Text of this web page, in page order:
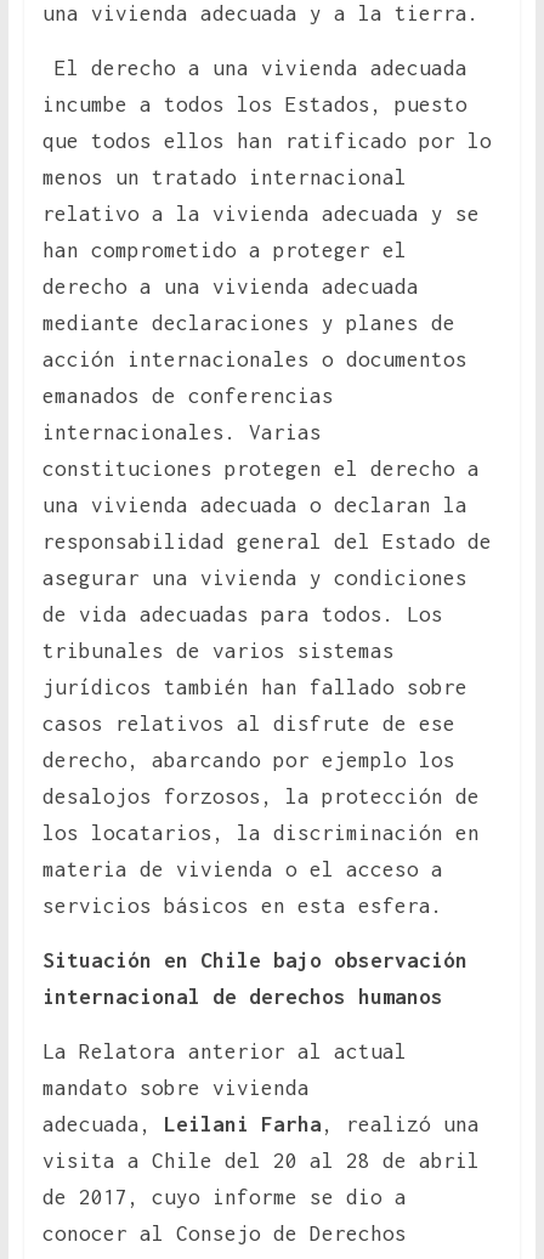
una vivienda adecuada y a la tierra.
El derecho a una vivienda adecuada
incumbe a todos los Estados, puesto
que todos ellos han ratificado por lo
menos un tratado internacional
relativo a la vivienda adecuada y se
han comprometido a proteger el
derecho a una vivienda adecuada
mediante declaraciones y planes de
acción internacionales o documentos
emanados de conferencias
internacionales. Varias
constituciones protegen el derecho a
una vivienda adecuada o declaran la
responsabilidad general del Estado de
asegurar una vivienda y condiciones
de vida adecuadas para todos. Los
tribunales de varios sistemas
jurídicos también han fallado sobre
casos relativos al disfrute de ese
derecho, abarcando por ejemplo los
desalojos forzosos, la protección de
los locatarios, la discriminación en
materia de vivienda o el acceso a
servicios básicos en esta esfera.
Situación en Chile bajo observación
internacional de derechos humanos
La Relatora anterior al actual
mandato sobre vivienda
adecuada, Leilani Farha , realizó una
visita a Chile del 20 al 28 de abril
de 2017, cuyo informe se dio a
conocer al Consejo de Derechos